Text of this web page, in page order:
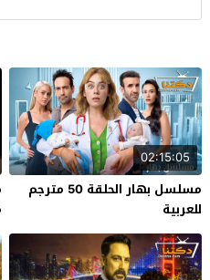
02:15:05
مسلسل بهار الحلقة 50 مترجم
للعربية